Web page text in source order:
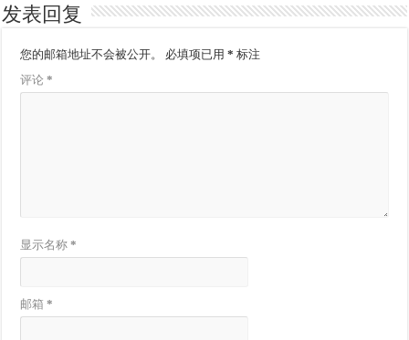
发表回复
您的邮箱地址不会被公开。 必填项已用* 标注
评论*
显示名称*
邮箱*